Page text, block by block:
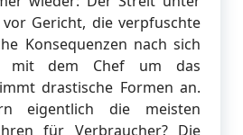
Gericht, die verpfuschte
Konsequenzen nach sich
mit dem Chef um das
drastische Formen an.
eigentlich die meisten
für Verbraucher? Die